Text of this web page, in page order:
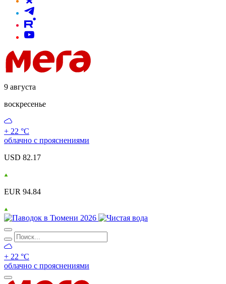
9 августа
воскресенье
+ 22 °С
облачно с прояснениями
USD 82.17
EUR 94.84
+ 22 °С
облачно с прояснениями